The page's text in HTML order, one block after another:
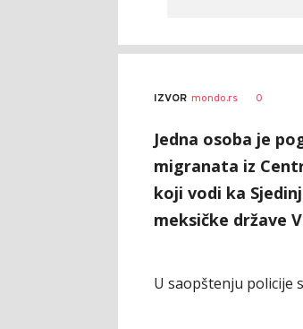
AUTOR Tanjug
IZVOR mondo.rs 0
Jedna osoba je
migranata iz
koji vodi ka
meksičke države
U saopštenju policije